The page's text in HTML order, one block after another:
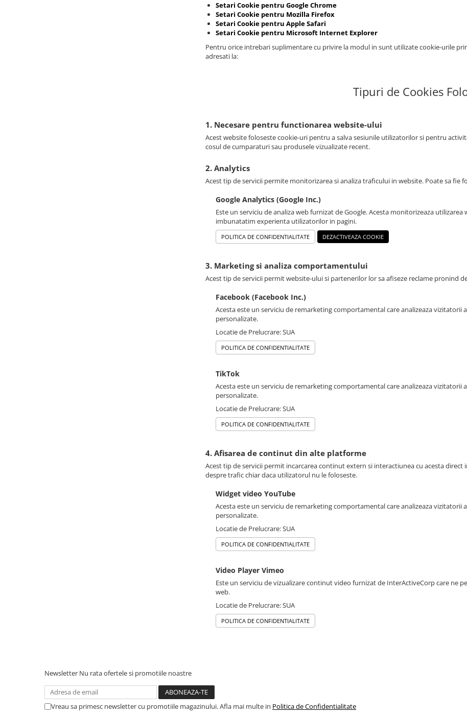
Setari Cookie pentru Google Chrome
Setari Cookie pentru Mozilla Firefox
Setari Cookie pentru Apple Safari
Setari Cookie pentru Microsoft Internet Explorer
Pentru orice intrebari suplimentare cu privire la modul in sunt utilizate cookie-urile
adresati la:
Tipuri de Cookies
1. Necesare pentru functionarea website-ului
Acest website foloseste cookie-uri pentru a salva sesiunile utilizatorilor si pentru
cosul de cumparaturi sau produsele vizualizate recent.
2. Analytics
Acest tip de servicii permite monitorizarea si analiza traficului in website. Poate sa
Google Analytics (Google Inc.)
Este un serviciu de analiza web furnizat de Google. Acesta monitorizeaza
imbunatatim experienta utilizatorilor in pagini.
POLITICA DE CONFIDENTIALITATE DEZACTIVEAZA COOKIE
3. Marketing si analiza comportamentului
Acest tip de servicii permit website-ului si partenerilor lor sa afiseze reclame pronind
Facebook (Facebook Inc.)
Acesta este un serviciu de remarketing comportamental care analizeaza vizitatorii
personalizate.
Locatie de Prelucrare: SUA
POLITICA DE CONFIDENTIALITATE
TikTok
Acesta este un serviciu de remarketing comportamental care analizeaza vizitatorii
personalizate.
Locatie de Prelucrare: SUA
POLITICA DE CONFIDENTIALITATE
4. Afisarea de continut din alte platforme
Acest tip de servicii permit incarcarea continut extern si interactiunea cu acesta direct
despre trafic chiar daca utilizatorul nu le foloseste.
Widget video YouTube
Acesta este un serviciu de remarketing comportamental care analizeaza vizitatorii
personalizate.
Locatie de Prelucrare: SUA
POLITICA DE CONFIDENTIALITATE
Video Player Vimeo
Este un serviciu de vizualizare continut video furnizat de InterActiveCorp care ne
web.
Locatie de Prelucrare: SUA
POLITICA DE CONFIDENTIALITATE
Newsletter Nu rata ofertele si promotiile noastre
Vreau sa primesc newsletter cu promotiile magazinului. Afla mai multe in Politica de Confidentialitate